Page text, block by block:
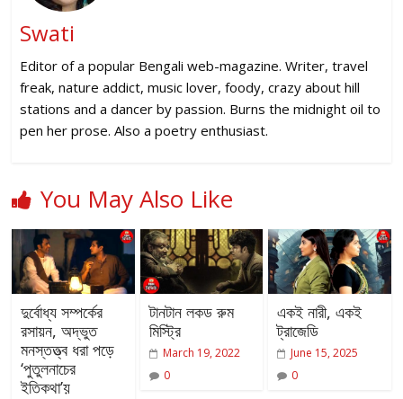
Swati
Editor of a popular Bengali web-magazine. Writer, travel
freak, nature addict, music lover, foody, crazy about hill
stations and a dancer by passion. Burns the midnight oil to
pen her prose. Also a poetry enthusiast.
You May Also Like
দুর্বোধ্য সম্পর্কের
রসায়ন, অদ্ভুত
মনস্তত্ত্ব ধরা পড়ে
‘পুতুলনাচের
ইতিকথা’য়
টানটান লকড রুম
মিস্ট্রি
March 19, 2022
0
একই নারী, একই
ট্রাজেডি
June 15, 2025
0